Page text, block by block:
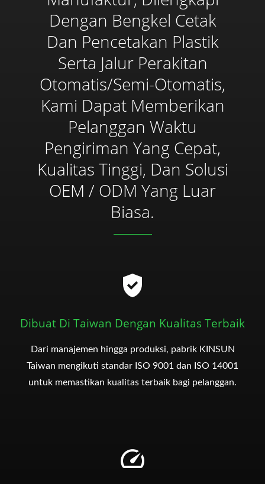
Dengan Bengkel Cetak
Dan Pencetakan Plastik
Serta Jalur Perakitan
Otomatis/semi-Otomatis,
Kami Dapat Memberikan
Pelanggan Waktu
Pengiriman Yang Cepat,
Kualitas Tinggi, Dan Solusi
OEM / ODM Yang Luar
Biasa.
Dibuat Di Taiwan Dengan Kualitas Terbaik
Dari manajemen hingga produksi, pabrik KINSUN
Taiwan mengikuti standar ISO 9001 dan ISO 14001
untuk memastikan kualitas terbaik bagi pelanggan.